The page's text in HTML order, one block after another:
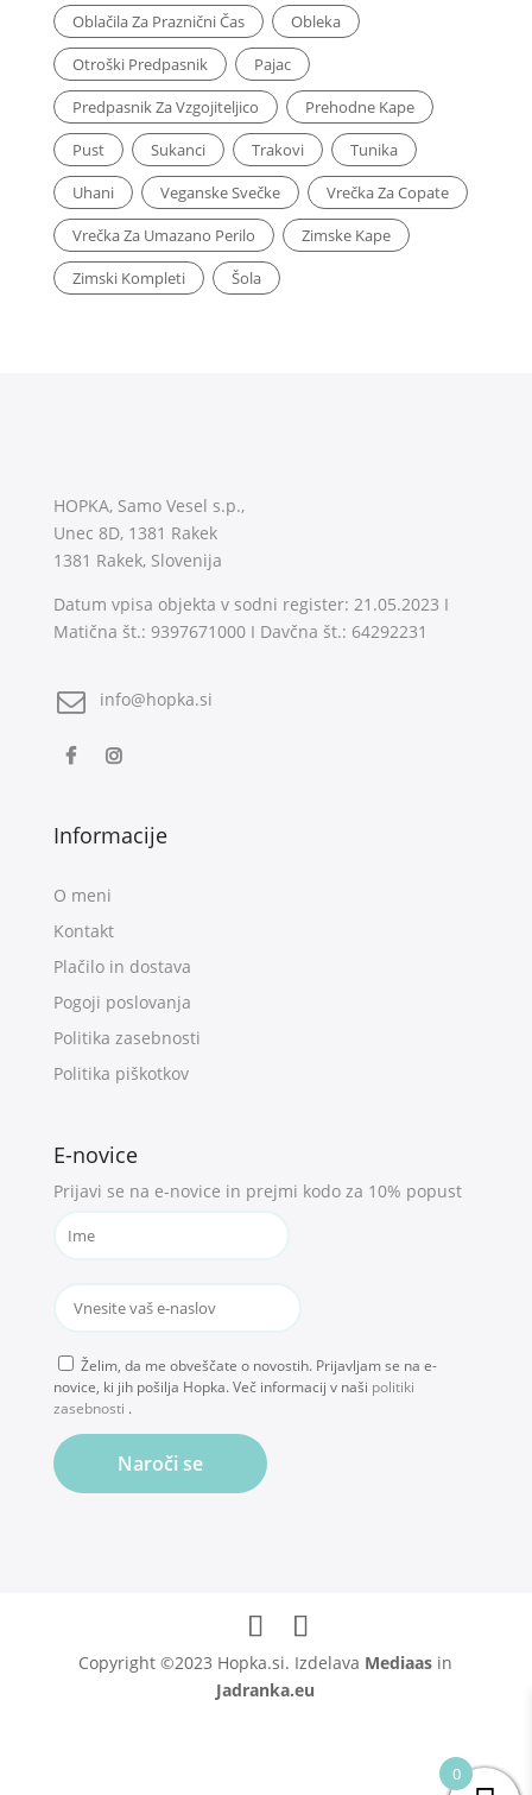
Oblačila Za Praznični Čas
Obleka
Otroški Predpasnik
Pajac
Predpasnik Za Vzgojiteljico
Prehodne Kape
Pust
Sukanci Trakovi
Tunika
Uhani
Veganske Svečke
Vrečka Za Copate
Vrečka Za Umazano Perilo
Zimske Kape
Zimski Kompleti
Šola
HOPKA, Samo Vesel s.p.,
Unec 8D, 1381 Rakek
1381 Rakek, Slovenija
Datum vpisa objekta v sodni register: 21.05.2023 I
Matična št.: 9397671000 I Davčna št.: 64292231
info@hopka.si
Informacije
O meni
Kontakt
Plačilo in dostava
Pogoji poslovanja
Politika zasebnosti
Politika piškotkov
E-novice
Prijavi se na e-novice in prejmi kodo za 10% popust
Želim, da me obveščate o novostih. Prijavljam se na e-
novice, ki jih pošilja Hopka. Več informacij v naši politiki
zasebnosti .
Naroči se
Copyright ©2023 Hopka.si. Izdelava Mediaas in
Jadranka.eu
0